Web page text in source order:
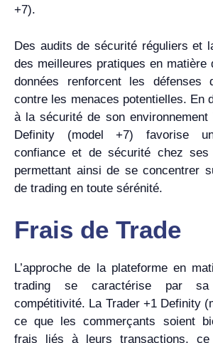
+7).
Des audits de sécurité réguliers et
des meilleures pratiques en matière
données renforcent les défenses
contre les menaces potentielles. En
à la sécurité de son environnement
Definity (model +7) favorise
confiance et de sécurité chez ses
permettant ainsi de se concentrer
de trading en toute sérénité.
Frais de Trade
L’approche de la plateforme en
trading se caractérise par
compétitivité. La Trader +1 Definity
ce que les commerçants soient
frais liés à leurs transactions,